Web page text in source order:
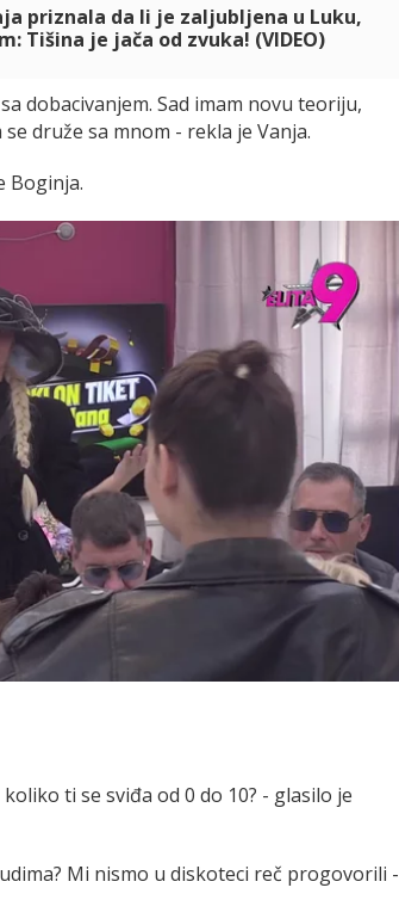
priznala da li je zaljubljena u Luku,
Tišina je jača od zvuka! (VIDEO)
dobacivanjem. Sad imam novu teoriju,
druže sa mnom - rekla je Vanja.
Boginja.
ti se sviđa od 0 do 10? - glasilo je
Mi nismo u diskoteci reč progovorili -